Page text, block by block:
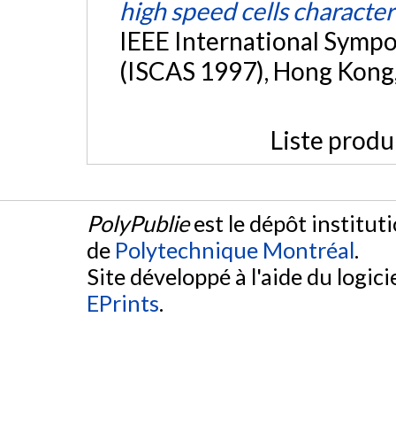
high speed cells
IEEE International
(ISCAS 1997), Hong
Liste
PolyPublieest le dépôt
de Polytechnique Montréal.
Site développé à l'aide du
EPrints.